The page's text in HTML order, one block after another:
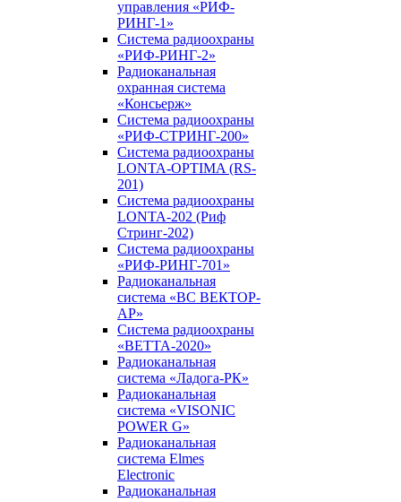
управления «РИФ-
РИНГ-1»
Система радиоохраны
«РИФ-РИНГ-2»
Радиоканальная
охранная система
«Консьерж»
Система радиоохраны
«РИФ-СТРИНГ-200»
Система радиоохраны
LONTA-OPTIMA (RS-
201)
Система радиоохраны
LONTA-202 (Риф
Стринг-202)
Система радиоохраны
«РИФ-РИНГ-701»
Радиоканальная
система «ВС ВЕКТОР-
АР»
Система радиоохраны
«ВЕТТА-2020»
Радиоканальная
система «Ладога-РК»
Радиоканальная
система «VISONIC
POWER G»
Радиоканальная
система Elmes
Electronic
Радиоканальная